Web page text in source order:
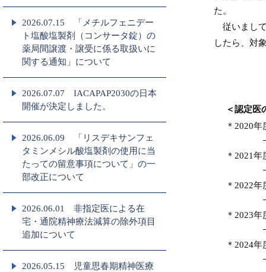
た。
従いまして
したら、対
＜認定医
＊2020
＊2021
＊2022
＊2023
＊2024
2026.07.15 「メチルフェニデー
ト塩酸塩製剤（コンサータ錠）の
薬局間譲渡・譲受に係る取扱いに
関する通知」について
2026.07.07 IACAPAP2030の日本
開催が決定しました。
2026.06.09 「リスデキサンフェ
タミンメシル酸塩製剤の使用に当
たっての留意事項について」の一
部改正について
2026.06.01 非指定医による在
宅・通院精神療法減算の除外項目
追加について
2026.05.15 児童思春期精神医療